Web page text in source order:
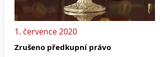
1. července 2020
Zrušeno předkupní právo